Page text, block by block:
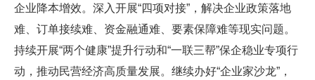
企业降本增效。深入开展“四项对接”，解决企业政策落地
难、订单接续难、资金融通难、要素保障难等现实问题。
持续开展“两个健康”提升行动和“一联三帮”保企稳业专项行
动，推动民营经济高质量发展。继续办好“企业家沙龙”，